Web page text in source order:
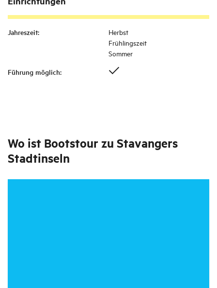
Jahreszeit:
Herbst
Frühlingszeit
Sommer
Führung möglich:
Wo ist Bootstour zu Stavangers
Stadtinseln